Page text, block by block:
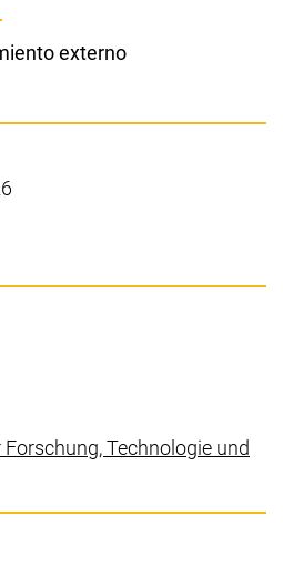
externo
Technologie und